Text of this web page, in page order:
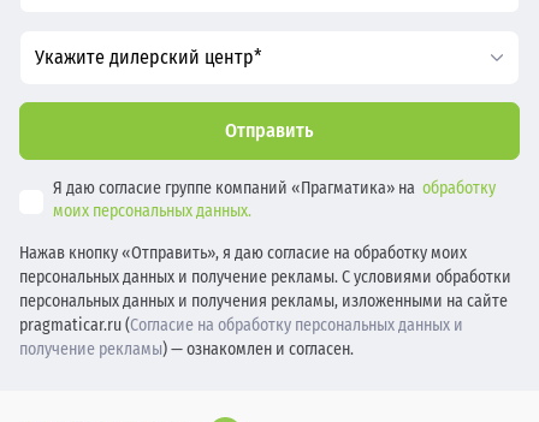
Укажите дилерский центр*
Отправить
Я даю согласие группе компаний «Прагматика» на обработку
моих персональных данных.
Нажав кнопку «Отправить», я даю согласие на обработку моих
персональных данных и получение рекламы. С условиями обработки
персональных данных и получения рекламы, изложенными на сайте
pragmaticar.ru (Согласие на обработку персональных данных и
получение рекламы) — ознакомлен и согласен.